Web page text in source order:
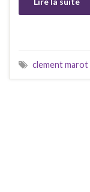
clement marot